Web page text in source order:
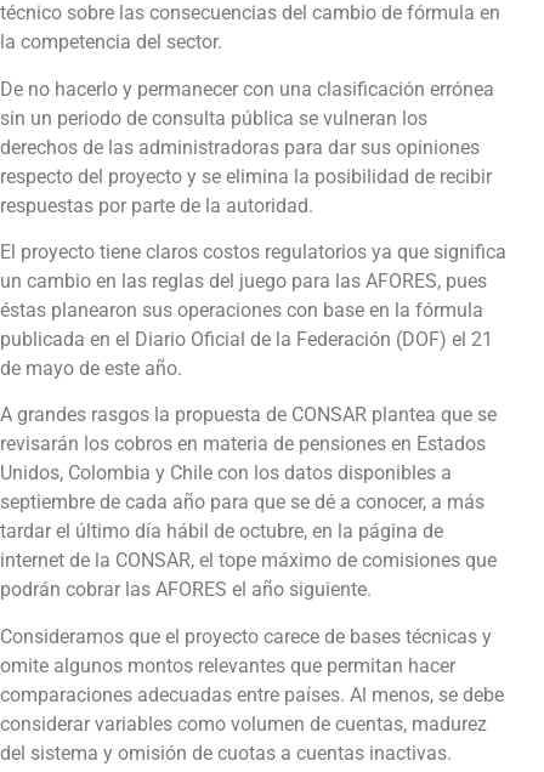
técnico sobre las consecuencias del cambio de fórmula en
la competencia del sector.
De no hacerlo y permanecer con una clasificación errónea
sin un periodo de consulta pública se vulneran los
derechos de las administradoras para dar sus opiniones
respecto del proyecto y se elimina la posibilidad de recibir
respuestas por parte de la autoridad.
El proyecto tiene claros costos regulatorios ya que significa
un cambio en las reglas del juego para las AFORES, pues
éstas planearon sus operaciones con base en la fórmula
publicada en el Diario Oficial de la Federación (DOF) el 21
de mayo de este año.
A grandes rasgos la propuesta de CONSAR plantea que se
revisarán los cobros en materia de pensiones en Estados
Unidos, Colombia y Chile con los datos disponibles a
septiembre de cada año para que se dé a conocer, a más
tardar el último día hábil de octubre, en la página de
internet de la CONSAR, el tope máximo de comisiones que
podrán cobrar las AFORES el año siguiente.
Consideramos que el proyecto carece de bases técnicas y
omite algunos montos relevantes que permitan hacer
comparaciones adecuadas entre países. Al menos, se debe
considerar variables como volumen de cuentas, madurez
del sistema y omisión de cuotas a cuentas inactivas.